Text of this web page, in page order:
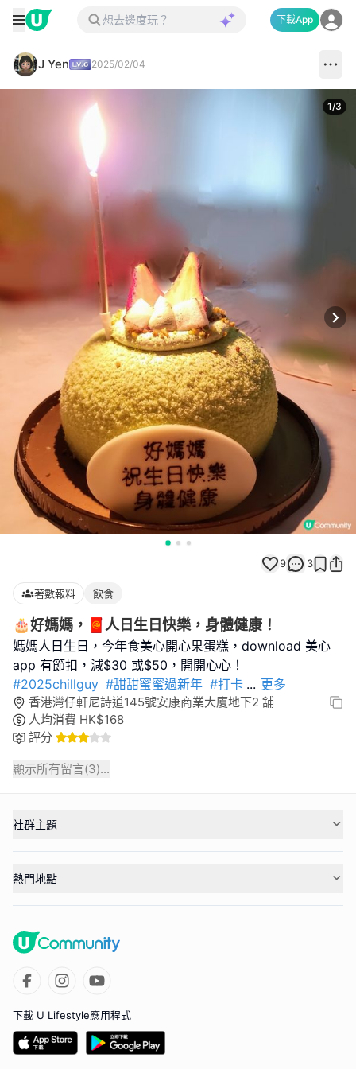
下載App
J Yen 2025/02/04
1/3
9 3
著數報料 飲食
🎂好媽媽，🧧人日生日快樂，身體健康！
媽媽人日生日，今年食美心開心果蛋糕，download 美心
#2025chillguy #甜甜蜜蜜過新年 #打卡 ... 更多
香港灣仔軒尼詩道145號安康商業大廈地下2 舖
人均消費 HK$168
評分
顯示所有留言(3)...
社群主題
熱門地點
下載 U Lifestyle應用程式